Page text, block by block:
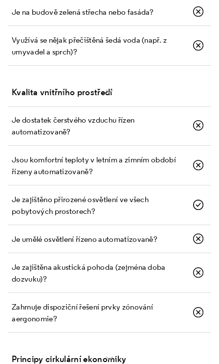
Je na budově zelená střecha nebo fasáda?
Využívá se nějak přečištěná šedá voda (např. z
umyvadel a sprch)?
Kvalita vnitřního prostředí
Je dostatek čerstvého vzduchu řízen
automatizovaně?
Jsou komfortní teploty v letním a zimním období
řízeny automatizovaně?
Je zajištěno přirozené osvětlení ve všech
pobytových prostorech?
Je umělé osvětlení řízeno automatizovaně?
Je zajištěna akustická pohoda (zejména doba
dozvuku)?
Zahrnuje dispoziční řešení prvky zónování
a ergonomie?
Principy cirkulární ekonomiky